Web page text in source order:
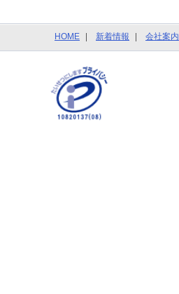
HOME 新着情報 会社案内